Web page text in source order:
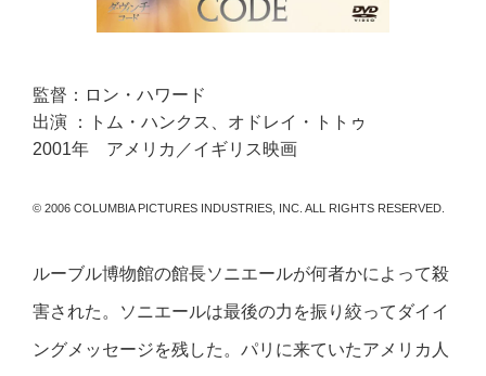
監督：ロン・ハワード
出演 ：トム・ハンクス、オドレイ・トトゥ
2001年 アメリカ／イギリス映画
© 2006 COLUMBIA PICTURES INDUSTRIES, INC. ALL RIGHTS RESERVED.
ルーブル博物館の館長ソニエールが何者かによって殺
害された。ソニエールは最後の力を振り絞ってダイイ
ングメッセージを残した。パリに来ていたアメリカ人